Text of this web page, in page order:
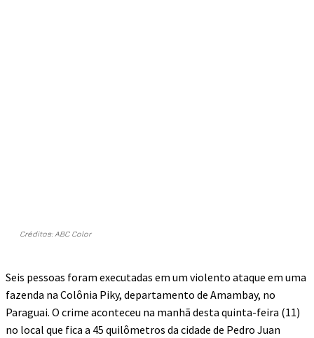
Créditos: ABC Color
Seis pessoas foram executadas em um violento ataque em uma
fazenda na Colônia Piky, departamento de Amambay, no
Paraguai. O crime aconteceu na manhã desta quinta-feira (11)
no local que fica a 45 quilômetros da cidade de Pedro Juan